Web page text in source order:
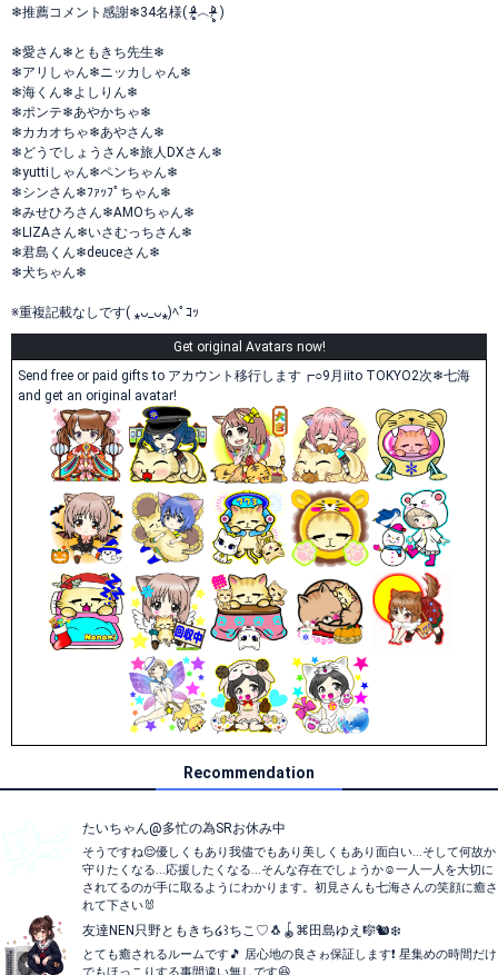
❄推薦コメント感謝❄34名様( ᵒ̴̶̷̥́︿ᵒ̴̶̷̣̥̀ )
❄愛さん❄ともきち先生❄
❄アリしゃん❄ニッカしゃん❄
❄海くん❄よしりん❄
❄ポンテ❄あやかちゃ❄
❄カカオちゃ❄あやさん❄
❄どうでしょうさん❄旅人DXさん❄
❄yuttiしゃん❄ペンちゃん❄
❄シンさん❄ﾌｧｯﾌﾟちゃん❄
❄みせひろさん❄AMOちゃん❄
❄LIZAさん❄いさむっちさん❄
❄君島くん❄deuceさん❄
❄犬ちゃん❄
※重複記載なしです( ⁎ᴗ_ᴗ⁎)ﾍﾟｺｯ
Get original Avatars now!
Send free or paid gifts to アカウント移行します┏○9月iito TOKYO2次❄七海
and get an original avatar!
Recommendation
たいちゃん@多忙の為SRお休み中
そうですね😌優しくもあり我儘でもあり美しくもあり面白い...そして何故か
守りたくなる...応援したくなる...そんな存在でしょうか☺一人一人を大切に
されてるのが手に取るようにわかります。初見さんも七海さんの笑顔に癒さ
れて下さい🐰
友達NEN只野ともきち໒꒱ちこ♡🐧🪀⌘田島ゆえ🎼🐿❄
とても癒されるルームです🎵 居心地の良さゎ保証します❗ 星集めの時間だけ